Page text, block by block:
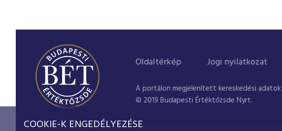
Oldaltérkép Jogi nyilatkozat
A portálon megjelenített kereskedési adatok
© 2019 Budapesti Értéktőzsde Nyrt.
COOKIE-K ENGEDÉLYEZÉSE